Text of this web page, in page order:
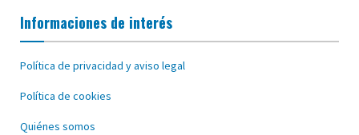
Informaciones de interés
Política de privacidad y aviso legal
Política de cookies
Quiénes somos